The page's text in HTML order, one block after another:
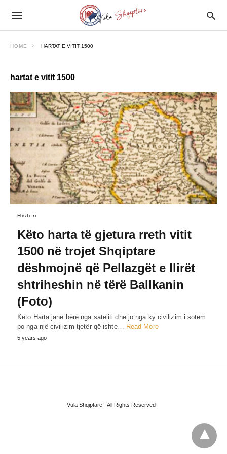
HOME HARTAT E VITIT 1500
hartat e vitit 1500
Histori
Këto harta të gjetura rreth vitit
1500 në trojet Shqiptare
dëshmojnë që Pellazgët e Ilirët
shtriheshin në tërë Ballkanin
(Foto)
Këto Harta janë bërë nga sateliti dhe jo nga ky civilizim i sotëm
po nga një civilizim tjetër që ishte… Read More
5 years ago
Vula Shqiptare - All Rights Reserved